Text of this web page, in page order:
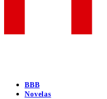
BBB
Novelas